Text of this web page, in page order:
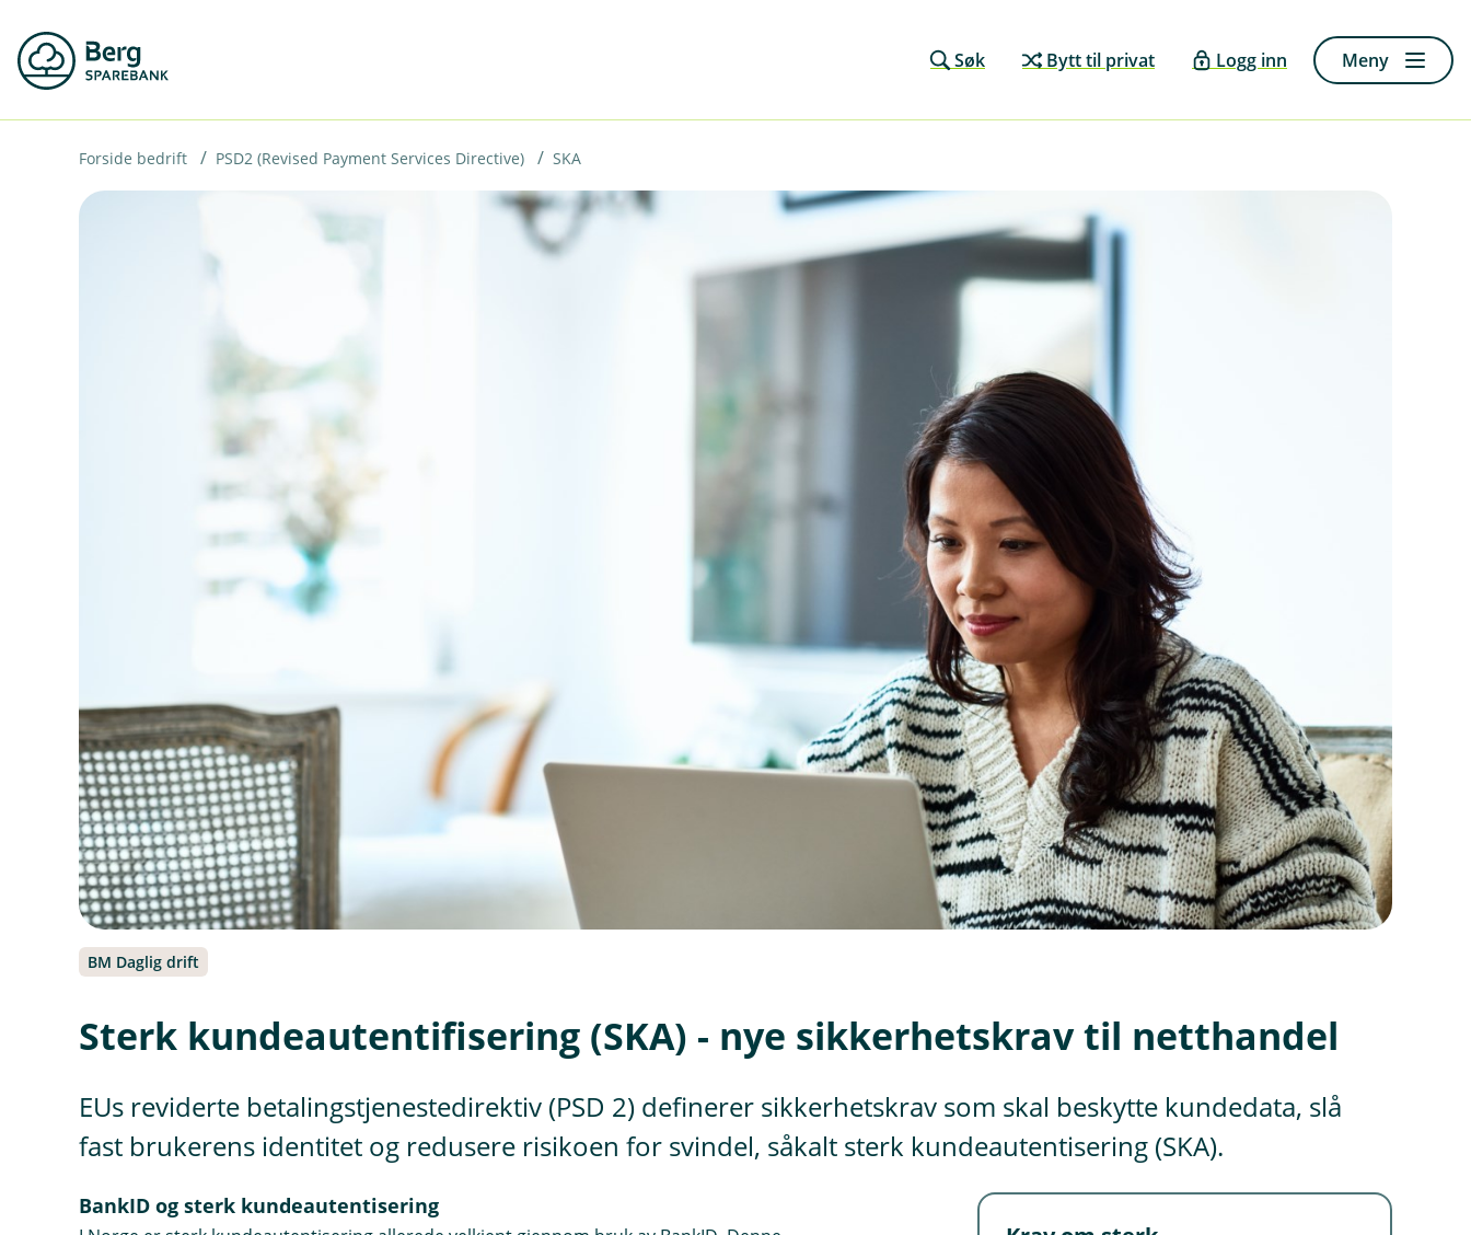
Søk Bytt til privat Logg inn Meny
Forside bedrift PSD2 (Revised Payment Services Directive) SKA
BM Daglig drift
Sterk kundeautentifisering (SKA) - nye sikkerhetskrav til netthandel
EUs reviderte betalingstjenestedirektiv (PSD 2) definerer sikkerhetskrav som skal beskytte kundedata, slå
fast brukerens identitet og redusere risikoen for svindel, såkalt sterk kundeautentisering (SKA).
BankID og sterk kundeautentisering